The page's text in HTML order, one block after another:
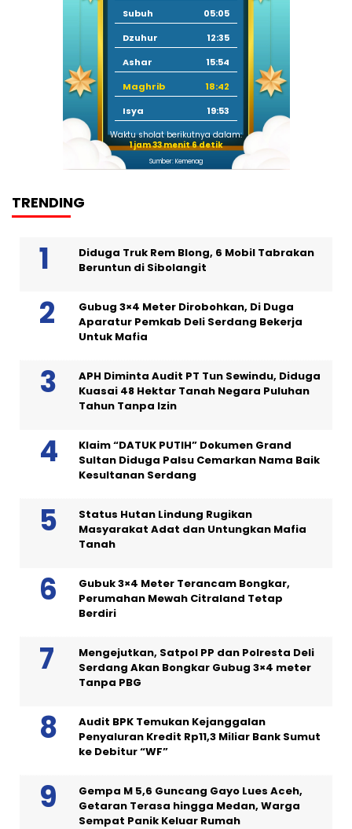
Subuh
05:05
Dzuhur
12:35
Ashar
15:54
Maghrib
18:42
Isya
19:53
Waktu sholat berikutnya dalam:
1 jam 33 menit 6 detik
Sumber: Kemenag
TRENDING
Diduga Truk Rem Blong, 6 Mobil Tabrakan
Beruntun di Sibolangit
Gubug 3×4 Meter Dirobohkan, Di Duga
Aparatur Pemkab Deli Serdang Bekerja
Untuk Mafia
APH Diminta Audit PT Tun Sewindu, Diduga
Kuasai 48 Hektar Tanah Negara Puluhan
Tahun Tanpa Izin
Klaim “DATUK PUTIH” Dokumen Grand
Sultan Diduga Palsu Cemarkan Nama Baik
Kesultanan Serdang
Status Hutan Lindung Rugikan
Masyarakat Adat dan Untungkan Mafia
Tanah
Gubuk 3×4 Meter Terancam Bongkar,
Perumahan Mewah Citraland Tetap
Berdiri
Mengejutkan, Satpol PP dan Polresta Deli
Serdang Akan Bongkar Gubug 3×4 meter
Tanpa PBG
Audit BPK Temukan Kejanggalan
Penyaluran Kredit Rp11,3 Miliar Bank Sumut
ke Debitur “WF”
Gempa M 5,6 Guncang Gayo Lues Aceh,
Getaran Terasa hingga Medan, Warga
Sempat Panik Keluar Rumah